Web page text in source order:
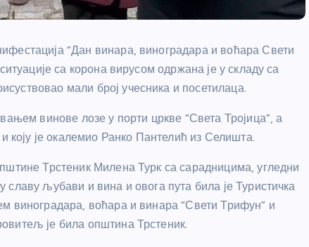
“Дан винара, виноградара и воћара Свети
са корона вирусом одржана је у складу са
мали број учесника и посетилаца.
винове лозе у порти цркве “Света Тројица”, а
коју је окалемио Ранко Пантелић из Селишта.
Трстеник Милена Турк са сарадницима, угледни
љубави и вина и овога пута била је Туристичка
виноградара, воћара и винара “Свети Трифун” и
је била општина Трстеник.